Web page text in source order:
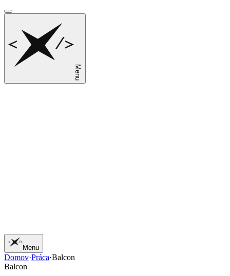
Menu
01Domov
02
Menu
Domov·Práca·Balcon
Balcon